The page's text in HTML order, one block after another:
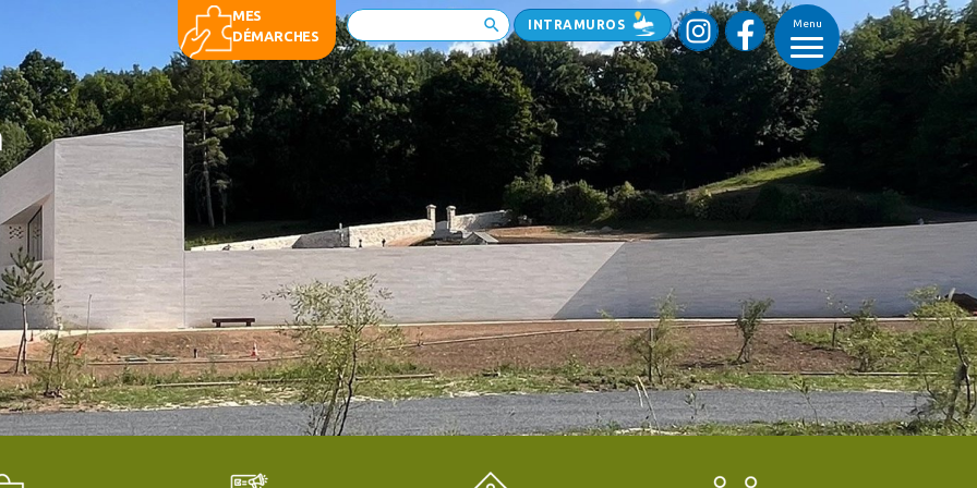
MES
DÉMARCHES
Rechercher INTRAMUROS
Menu
_
_